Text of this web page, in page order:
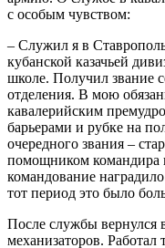
с особым чувством:
– Служил я в
кубанской казачьей
школе. Получил звание
отделения. В мою
кавалерийским
барьерами и рубке на
очередного звания –
помощником командира
командование
тот период это было
После службы вернулся
механизаторов.